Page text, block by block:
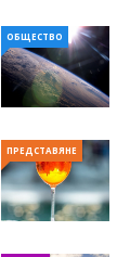
ОБЩЕСТВО
ПРЕДСТАВЯНЕ